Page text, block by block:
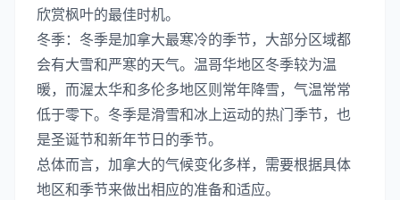
欣赏枫叶的最佳时机。
冬季：冬季是加拿大最寒冷的季节，大部分区域都
会有大雪和严寒的天气。温哥华地区冬季较为温
暖，而渥太华和多伦多地区则常年降雪，气温常常
低于零下。冬季是滑雪和冰上运动的热门季节，也
是圣诞节和新年节日的季节。
总体而言，加拿大的气候变化多样，需要根据具体
地区和季节来做出相应的准备和适应。